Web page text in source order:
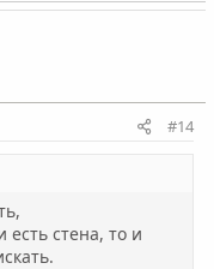
#14
есть стена, то и